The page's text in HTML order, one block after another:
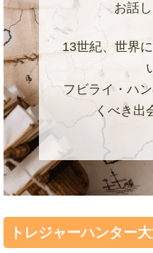
お話し
13世紀、世界
フビライ・ハ
くべき出
トレジャーハンター